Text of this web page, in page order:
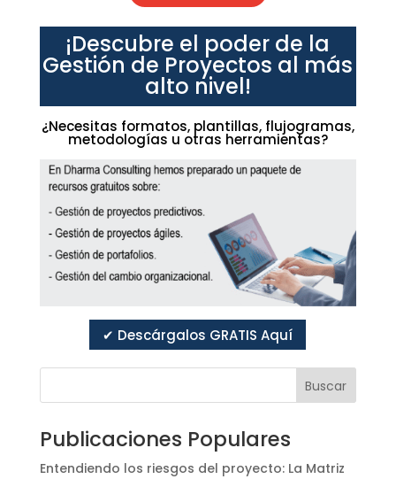
¡Descubre el poder de la
Gestión de Proyectos al más
alto nivel!
¿Necesitas formatos, plantillas, flujogramas,
metodologías u otras herramientas?
✔ Descárgalos GRATIS Aquí
Buscar
Publicaciones Populares
Entendiendo los riesgos del proyecto: La Matriz